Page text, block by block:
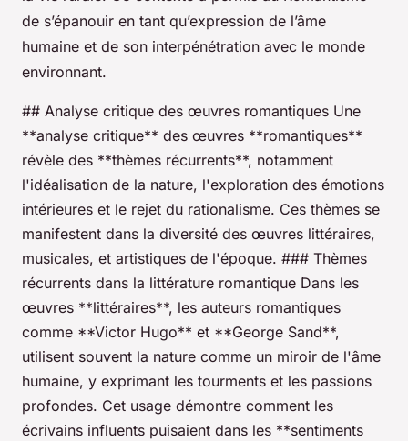
de s’épanouir en tant qu’expression de l’âme
humaine et de son interpénétration avec le monde
environnant.
## Analyse critique des œuvres romantiques Une
**analyse critique** des œuvres **romantiques**
révèle des **thèmes récurrents**, notamment
l'idéalisation de la nature, l'exploration des émotions
intérieures et le rejet du rationalisme. Ces thèmes se
manifestent dans la diversité des œuvres littéraires,
musicales, et artistiques de l'époque. ### Thèmes
récurrents dans la littérature romantique Dans les
œuvres **littéraires**, les auteurs romantiques
comme **Victor Hugo** et **George Sand**,
utilisent souvent la nature comme un miroir de l'âme
humaine, y exprimant les tourments et les passions
profondes. Cet usage démontre comment les
écrivains influents puisaient dans les **sentiments